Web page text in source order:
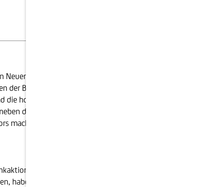
seit der Finanzkrise haben die Institute
der Banken ein. Vor allem Kredite, die mit höheren
die hohen Arbeitsplatzverluste der Bankenindustrie
der normalen Steuerbelastung – hohe
machen sich am Aktienmarkt bemerkbar. Das geht
bis heute. An der Börse ist die sehr
haben sich die Behörden dazu entschlossen, die